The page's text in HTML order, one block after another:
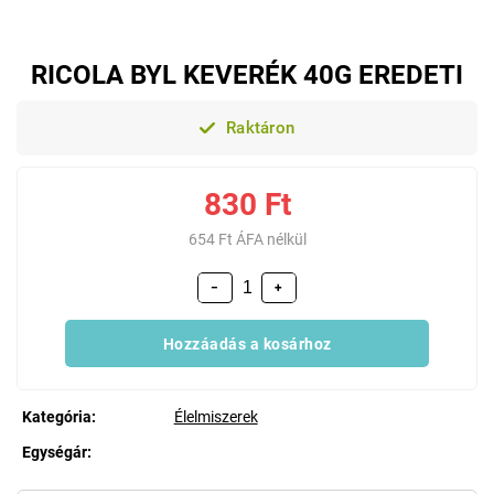
RICOLA BYL KEVERÉK 40G EREDETI
Raktáron
830 Ft
654 Ft ÁFA nélkül
+
−
Hozzáadás a kosárhoz
Kategória:
Élelmiszerek
Egységár: